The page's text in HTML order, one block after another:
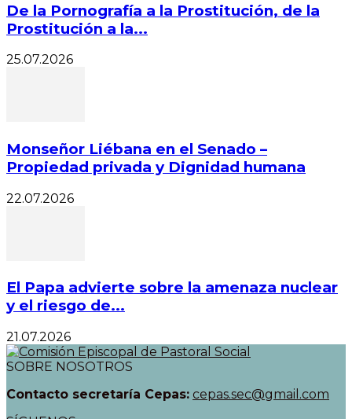
De la Pornografía a la Prostitución, de la
Prostitución a la...
25.07.2026
Monseñor Liébana en el Senado –
Propiedad privada y Dignidad humana
22.07.2026
El Papa advierte sobre la amenaza nuclear
y el riesgo de...
21.07.2026
SOBRE NOSOTROS
Contacto secretaría Cepas: cepas.sec@gmail.com